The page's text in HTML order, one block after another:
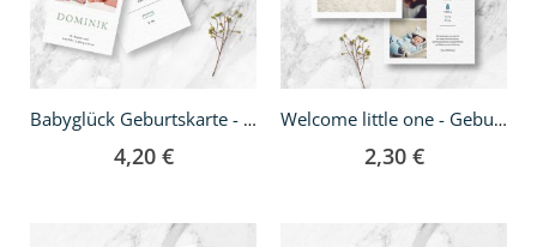
Babyglück Geburtskarte - DIN lang Fächer
4,20 €
Welcome little one - Geburtskarte A5
2,30 €